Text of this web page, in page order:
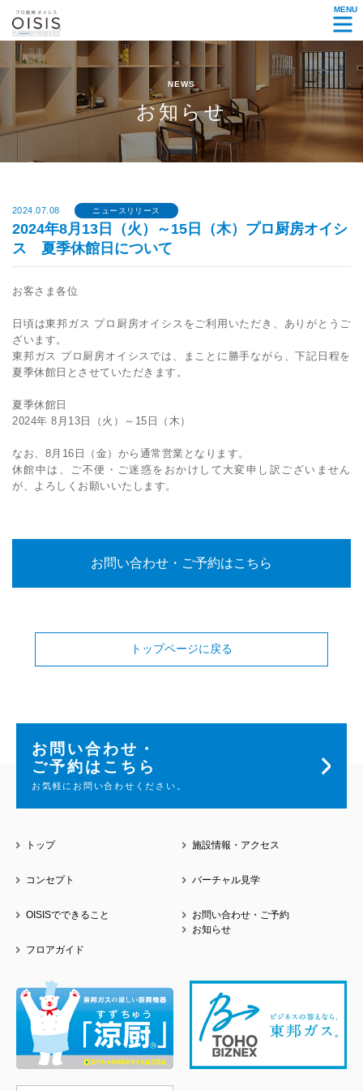
MENU
NEWS
お知らせ
2024.07.08 ニュースリリース
2024年8月13日（火）～15日（木）プロ厨房オイシ
ス 夏季休館日について
お客さま各位
日頃は東邦ガス プロ厨房オイシスをご利用いただき、ありがとうご
ざいます。
東邦ガス プロ厨房オイシスでは、まことに勝手ながら、下記日程を
夏季休館日とさせていただきます。
夏季休館日
2024年 8月13日（火）～15日（木）
なお、8月16日（金）から通常営業となります。
休館中は、ご不便・ご迷惑をおかけして大変申し訳ございません
が、よろしくお願いいたします。
お問い合わせ・ご予約はこちら
トップページに戻る
お問い合わせ・
ご予約はこちら
お気軽にお問い合わせください。
トップ
コンセプト
OISISでできること
フロアガイド
施設情報・アクセス
バーチャル見学
お問い合わせ・ご予約
お知らせ